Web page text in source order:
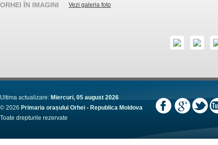
ORHEI ÎN IMAGINI Vezi galeria foto
Ultima actualizare: Miercuri, 05 august 2026
© 2026 Primaria orașului Orhei - Republica Moldova
Toate drepturile rezervate